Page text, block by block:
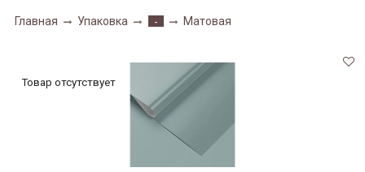
Главная Упаковка - Матовая
Товар отсутствует